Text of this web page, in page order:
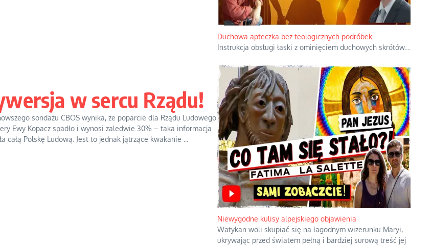
w sercu Rządu!
sondażu CBOS wynika, że poparcie dla Rządu Ludowego
Ewy Kopacz spadło i wynosi zaledwie 30% – taka informacja
całą Polskę Ludową. Jest to jednak jątrzące kwakanie ...
Duchowa apteczka bez teologicznych podróbek
Instrukcja obsługi łaski z ominięciem duchowych skrótów.
Niewygodne kulisy alpejskiego objawienia
Watykan woli skupiać się na łagodnym wizerunku Maryi,
ukrywając przed światem pełną i bardziej surową treść jej